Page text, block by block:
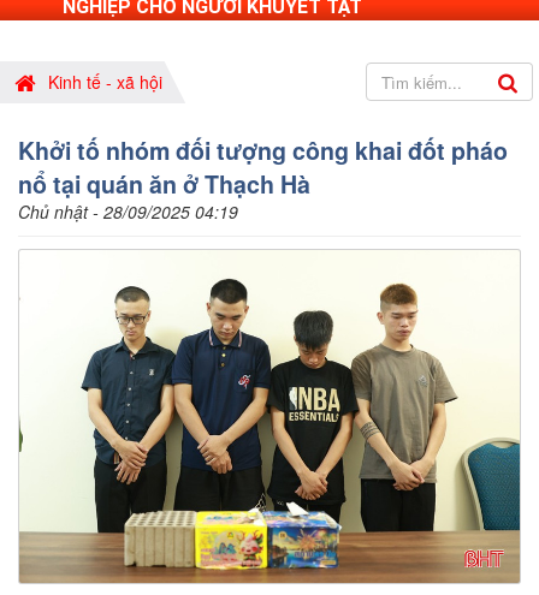
NGHIỆP CHO NGƯỜI KHUYẾT TẬT
Kinh tế - xã hội
Khởi tố nhóm đối tượng công khai đốt pháo
nổ tại quán ăn ở Thạch Hà
Chủ nhật - 28/09/2025 04:19